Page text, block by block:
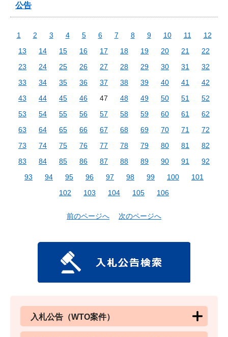
公告
1 2 3 4 5 6 7 8 9 10 11
12
13
14 15 16 17 18 19 20 21
22
23
24 25 26 27 28 29 30 31
32
33
34 35 36 37 38 39 40 41
42
43
44 45 46 47 48 49 50 51
52
53
54 55 56 57 58 59 60 61
62
63
64 65 66 67 68 69 70 71
72
73
74 75 76 77 78 79 80 81
82
83
84 85 86 87 88 89 90 91
92
93
94 95 96 97 98 99 100
101
102
103 104 105 106
前のページへ 次のページへ
入札公告（WTO案件）